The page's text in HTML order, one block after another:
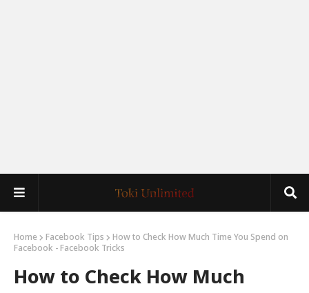
Home Facebook Tips
How to Check How Much Time You Spend on
Facebook - Facebook Tricks
How to Check How Much